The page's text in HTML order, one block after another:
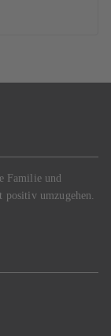
Familie und
positiv umzugehen.